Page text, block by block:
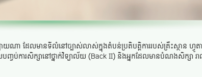
ដែលមានទីលំនៅច្បាស់លាស់ក្នុងតំបន់ប្រតិបត្តិការរបស់គ្រឹះស្ថាន ហ្វូតាប
ញ្ចប់ការសិក្សានៅថ្នាក់វិទ្យាល័យ (Back II) និងអ្នកដែលមានបំណងសិក្សា រា